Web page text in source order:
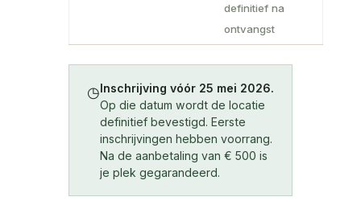
definitief na
ontvangst
◷Inschrijving vóór 25 mei 2026.
Op die datum wordt de locatie
definitief bevestigd. Eerste
inschrijvingen hebben voorrang.
Na de aanbetaling van € 500 is
je plek gegarandeerd.